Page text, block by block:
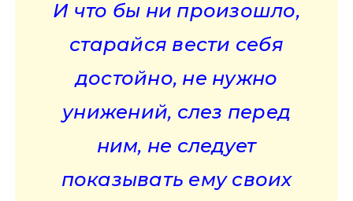
И что бы ни произошло,
старайся вести себя
достойно, не нужно
унижений, слез перед
ним, не следует
показывать ему своих